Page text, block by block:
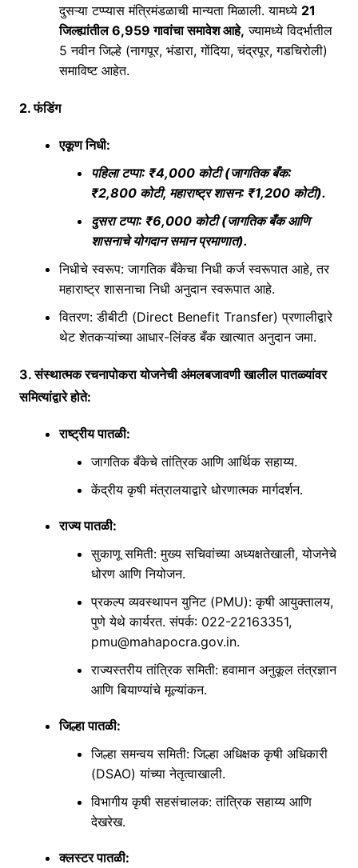
दुसऱ्या टप्प्यास मंत्रिमंडळाची मान्यता मिळाली. यामध्ये 21
जिल्ह्यांतील 6,959 गावांचा समावेश आहे, ज्यामध्ये विदर्भातील
5 नवीन जिल्हे (नागपूर, भंडारा, गोंदिया, चंद्रपूर, गडचिरोली)
समाविष्ट आहेत.
2. फंडिंग
एकूण निधी:
पहिला टप्पा: ₹4,000 कोटी (जागतिक बँक:
₹2,800 कोटी, महाराष्ट्र शासन: ₹1,200 कोटी).
दुसरा टप्पा: ₹6,000 कोटी (जागतिक बँक आणि
शासनाचे योगदान समान प्रमाणात).
निधीचे स्वरूप: जागतिक बँकेचा निधी कर्ज स्वरूपात आहे, तर
महाराष्ट्र शासनाचा निधी अनुदान स्वरूपात आहे.
वितरण: डीबीटी (Direct Benefit Transfer) प्रणालीद्वारे
थेट शेतकऱ्यांच्या आधार-लिंक्ड बँक खात्यात अनुदान जमा.
3. संस्थात्मक रचनापोकरा योजनेची अंमलबजावणी खालील पातळ्यांवर
समित्यांद्वारे होते:
राष्ट्रीय पातळी:
जागतिक बँकेचे तांत्रिक आणि आर्थिक सहाय्य.
केंद्रीय कृषी मंत्रालयाद्वारे धोरणात्मक मार्गदर्शन.
राज्य पातळी:
सुकाणू समिती: मुख्य सचिवांच्या अध्यक्षतेखाली, योजनेचे
धोरण आणि नियोजन.
प्रकल्प व्यवस्थापन युनिट (PMU): कृषी आयुक्तालय,
पुणे येथे कार्यरत. संपर्क: 022-22163351,
pmu@mahapocra.gov.in.
राज्यस्तरीय तांत्रिक समिती: हवामान अनुकूल तंत्रज्ञान
आणि बियाण्यांचे मूल्यांकन.
जिल्हा पातळी:
जिल्हा समन्वय समिती: जिल्हा अधिक्षक कृषी अधिकारी
(DSAO) यांच्या नेतृत्वाखाली.
विभागीय कृषी सहसंचालक: तांत्रिक सहाय्य आणि
देखरेख.
क्लस्टर पातळी: